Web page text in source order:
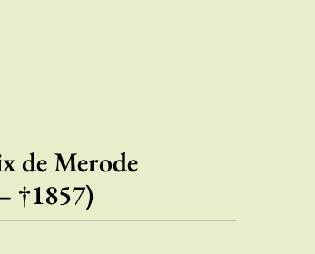
de Merode
†1857)